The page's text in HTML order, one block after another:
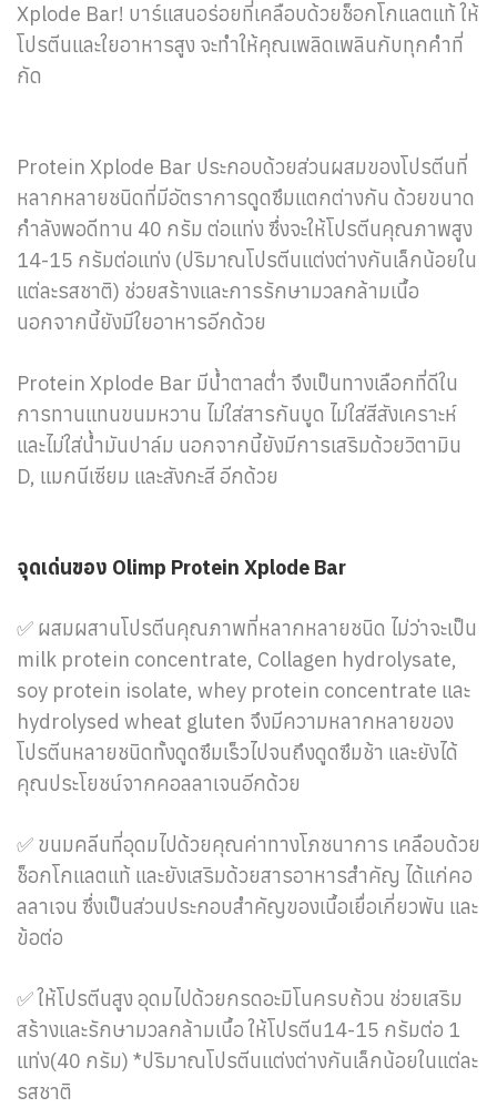
Xplode Bar! บาร์แสนอร่อยที่เคลือบด้วยช็อกโกแลตแท้ ให้
โปรตีนและใยอาหารสูง จะทำให้คุณเพลิดเพลินกับทุกคำที่
กัด
Protein Xplode Bar ประกอบด้วยส่วนผสมของโปรตีนที่
หลากหลายชนิดที่มีอัตราการดูดซึมแตกต่างกัน ด้วยขนาด
กำลังพอดีทาน 40 กรัม ต่อแท่ง ซึ่งจะให้โปรตีนคุณภาพสูง
14-15 กรัมต่อแท่ง (ปริมาณโปรตีนแต่งต่างกันเล็กน้อยใน
แต่ละรสชาติ) ช่วยสร้างและการรักษามวลกล้ามเนื้อ
นอกจากนี้ยังมีใยอาหารอีกด้วย
Protein Xplode Bar มีน้ำตาลต่ำ จึงเป็นทางเลือกที่ดีใน
การทานแทนขนมหวาน ไม่ใส่สารกันบูด ไม่ใส่สีสังเคราะห์
และไม่ใส่น้ำมันปาล์ม นอกจากนี้ยังมีการเสริมด้วยวิตามิน
D, แมกนีเซียม และสังกะสี อีกด้วย
จุดเด่นของ Olimp Protein Xplode Bar
✅ ผสมผสานโปรตีนคุณภาพที่หลากหลายชนิด ไม่ว่าจะเป็น
milk protein concentrate, Collagen hydrolysate,
soy protein isolate, whey protein concentrate และ
hydrolysed wheat gluten จึงมีความหลากหลายของ
โปรตีนหลายชนิดทั้งดูดซึมเร็วไปจนถึงดูดซึมช้า และยังได้
คุณประโยชน์จากคอลลาเจนอีกด้วย
✅ ขนมคลีนที่อุดมไปด้วยคุณค่าทางโภชนาการ เคลือบด้วย
ช็อกโกแลตแท้ และยังเสริมด้วยสารอาหารสำคัญ ได้แก่คอ
ลลาเจน ซึ่งเป็นส่วนประกอบสำคัญของเนื้อเยื่อเกี่ยวพัน และ
ข้อต่อ
✅ ให้โปรตีนสูง อุดมไปด้วยกรดอะมิโนครบถ้วน ช่วยเสริม
สร้างและรักษามวลกล้ามเนื้อ ให้โปรตีน14-15 กรัมต่อ 1
แท่ง(40 กรัม) *ปริมาณโปรตีนแต่งต่างกันเล็กน้อยในแต่ละ
รสชาติ